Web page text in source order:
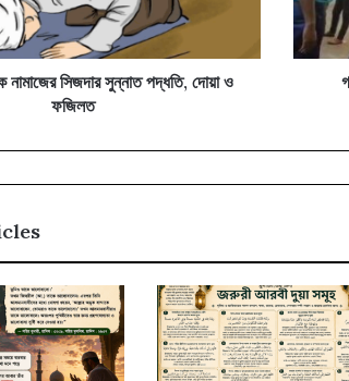
নামাজের সিজদার সুন্নাত পদ্ধতি, দোয়া ও
ফজিলত
আসামির
স্বজনদের
জিম্মি
পুলিশ